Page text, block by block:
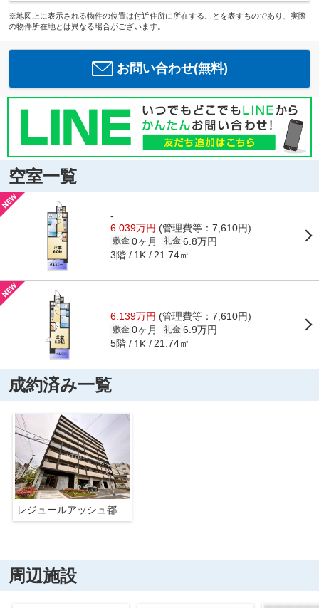
※地図上に表示される物件の位置は付近住所に所在することを表すものであり、実際
の物件所在地とは異なる場合がございます。
お問い合わせ(無料)
空室一覧
-
6.039万円 (管理費等：7,610円)
敷金 0ヶ月 礼金 6.8万円
3階 1K 21.74㎡
-
6.139万円 (管理費等：7,610円)
敷金 0ヶ月 礼金 6.9万円
5階 1K 21.74㎡
成約済み一覧
レジュールアッシュ都島ブリーゼ
周辺施設